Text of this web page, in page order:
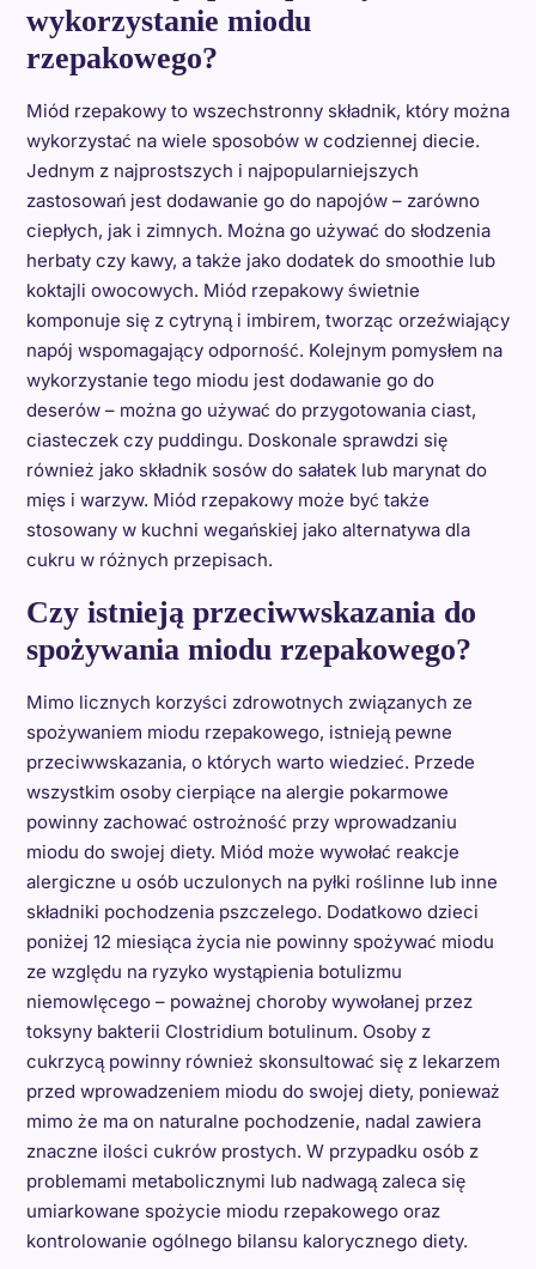
wykorzystanie miodu
rzepakowego?
Miód rzepakowy to wszechstronny składnik, który można
wykorzystać na wiele sposobów w codziennej diecie.
Jednym z najprostszych i najpopularniejszych
zastosowań jest dodawanie go do napojów – zarówno
ciepłych, jak i zimnych. Można go używać do słodzenia
herbaty czy kawy, a także jako dodatek do smoothie lub
koktajli owocowych. Miód rzepakowy świetnie
komponuje się z cytryną i imbirem, tworząc orzeźwiający
napój wspomagający odporność. Kolejnym pomysłem na
wykorzystanie tego miodu jest dodawanie go do
deserów – można go używać do przygotowania ciast,
ciasteczek czy puddingu. Doskonale sprawdzi się
również jako składnik sosów do sałatek lub marynat do
mięs i warzyw. Miód rzepakowy może być także
stosowany w kuchni wegańskiej jako alternatywa dla
cukru w różnych przepisach.
Czy istnieją przeciwwskazania do
spożywania miodu rzepakowego?
Mimo licznych korzyści zdrowotnych związanych ze
spożywaniem miodu rzepakowego, istnieją pewne
przeciwwskazania, o których warto wiedzieć. Przede
wszystkim osoby cierpiące na alergie pokarmowe
powinny zachować ostrożność przy wprowadzaniu
miodu do swojej diety. Miód może wywołać reakcje
alergiczne u osób uczulonych na pyłki roślinne lub inne
składniki pochodzenia pszczelego. Dodatkowo dzieci
poniżej 12 miesiąca życia nie powinny spożywać miodu
ze względu na ryzyko wystąpienia botulizmu
niemowlęcego – poważnej choroby wywołanej przez
toksyny bakterii Clostridium botulinum. Osoby z
cukrzycą powinny również skonsultować się z lekarzem
przed wprowadzeniem miodu do swojej diety, ponieważ
mimo że ma on naturalne pochodzenie, nadal zawiera
znaczne ilości cukrów prostych. W przypadku osób z
problemami metabolicznymi lub nadwagą zaleca się
umiarkowane spożycie miodu rzepakowego oraz
kontrolowanie ogólnego bilansu kalorycznego diety.